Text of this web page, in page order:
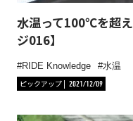
水温って100℃を超
ジ016】
RIDE Knowledge
水温
ピックアップ
2021/12/09